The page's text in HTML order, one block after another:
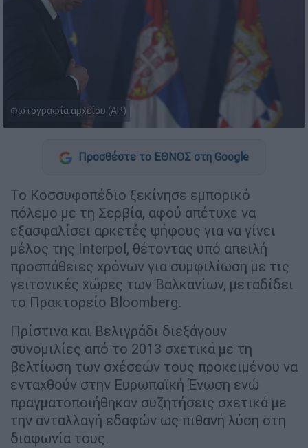
Φωτογραφία αρχείου (AP)
Προσθέστε το ΕΘΝΟΣ στη Google
Το Κοσσυφοπέδιο ξεκίνησε εμπορικό
πόλεμο με τη Σερβία, αφού απέτυχε να
εξασφαλίσει αρκετές ψήφους για να γίνει
μέλος της Interpol, θέτοντας υπό απειλή
προσπάθειες χρόνων για συμφιλίωση με τις
γειτονικές χώρες των Βαλκανίων, μεταδίδει
το Πρακτορείο Bloomberg.
Πρίστινα και Βελιγράδι διεξάγουν
συνομιλίες από το 2013 σχετικά με τη
βελτίωση των σχέσεών τους προκειμένου να
ενταχθούν στην Ευρωπαϊκή Ένωση ενώ
πραγματοποιήθηκαν συζητήσεις σχετικά με
την ανταλλαγή εδαφών ως πιθανή λύση στη
διαφωνία τους.